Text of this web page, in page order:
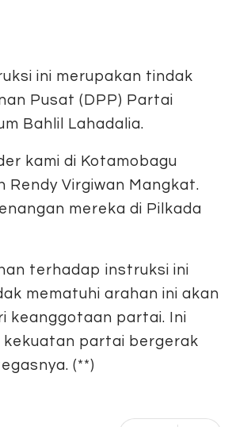
ini merupakan tindak
Pusat (DPP) Partai
Bahlil Lahadalia.
kami di Kotamobagu
Rendy Virgiwan Mangkat.
mereka di Pilkada
terhadap instruksi ini
mematuhi arahan ini akan
keanggotaan partai. Ini
kekuatan partai bergerak
(**)